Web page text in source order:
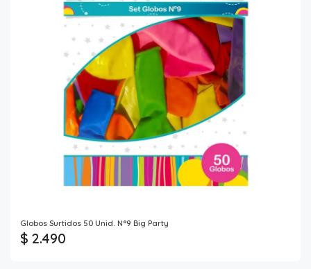
Globos Surtidos 50 Unid. N°9 Big Party
$ 2.490